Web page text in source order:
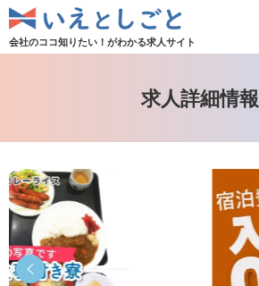
会社のココ知りたい！がわかる求人サイト
求人詳細情報